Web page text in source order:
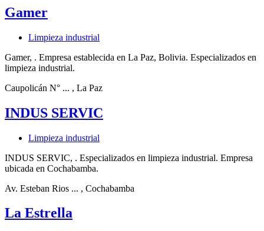
Gamer
Limpieza industrial
Gamer, . Empresa establecida en La Paz, Bolivia. Especializados en
limpieza industrial.
Caupolicán N° ... , La Paz
INDUS SERVIC
Limpieza industrial
INDUS SERVIC, . Especializados en limpieza industrial. Empresa
ubicada en Cochabamba.
Av. Esteban Rios ... , Cochabamba
La Estrella